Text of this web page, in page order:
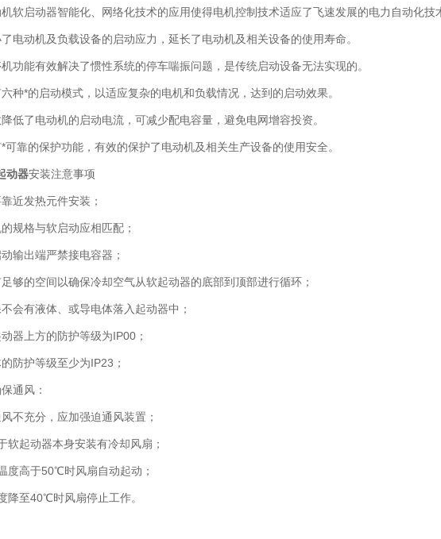
启动器智能化、网络化技术的应用使得电机控制技术适应了飞速发展的电力自动化技
动机及负载设备的启动应力，延长了电动机及相关设备的使用寿命。
能有效解决了惯性系统的停车喘振问题，是传统启动设备无法实现的。
*的启动模式，以适应复杂的电机和负载情况，达到的启动效果。
了电动机的启动电流，可减少配电容量，避免电网增容投资。
的保护功能，有效的保护了电动机及相关生产设备的使用安全。
动器安装注意事项
发热元件安装；
格与软启动应相匹配；
出端严禁接电容器；
的空间以确保冷却空气从软起动器的底部到顶部进行循环；
有液体、或导电体落入起动器中；
上方的防护等级为IP00；
护等级至少为IP23；
通风：
充分，应加强迫通风装置；
起动器本身安装有冷却风扇；
高于50℃时风扇自动起动；
至40℃时风扇停止工作。